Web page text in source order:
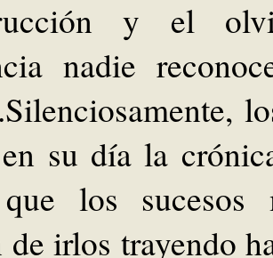
y el
nadie
su día la
los sucesos
de irlos trayendo